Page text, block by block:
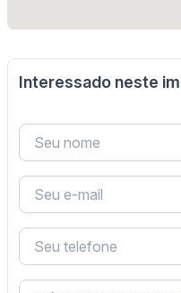
Interessado neste